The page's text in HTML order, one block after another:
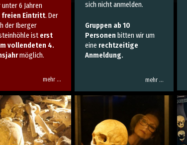
unter 6 Jahren
freien Eintritt. Der
der Iberger
isterst
vollendeten 4.
möglich.
mehr …
sich nicht anmelden.
Gruppen ab 10
Personen bitten wir um
eine rechtzeitige
Anmeldung.
mehr …